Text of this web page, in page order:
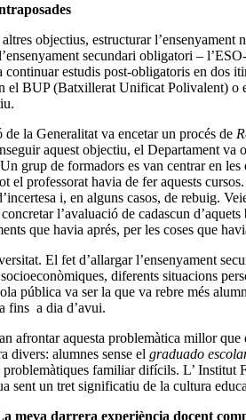
objectius, estructurar
secundari obligatori –
estudis post-obligatoris en
BUP (Batxillerat Unificat Polivalent)
la Generalitat va encetar un procés de
aquest objectiu, el Departament
grup de formadors es van centrar en
el professorat havia de fer aquests
i, en alguns casos, de rebuig.
l’avaluació de cadascun
que havia aprés, per les coses que
El fet d’allargar l’ensenyament
diferents situacions
pública va ser la que va rebre més
fins a dia d’avui.
afrontar aquesta problemàtica millor
divers: alumnes sense el graduado
familiar difícils. L’ Institut
un tret significatiu de la cultura
meva darrera experiència docent